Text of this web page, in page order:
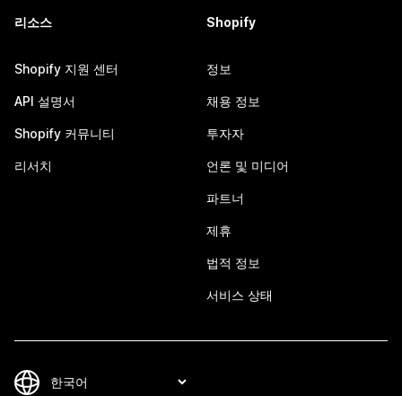
리소스
Shopify 지원 센터
API 설명서
Shopify 커뮤니티
리서치
Shopify
정보
채용 정보
투자자
언론 및 미디어
파트너
제휴
법적 정보
서비스 상태